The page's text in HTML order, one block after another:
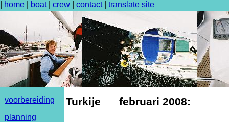
home boat| crew contact| translate site
voorbereiding
planning
Turkije februari 2008: